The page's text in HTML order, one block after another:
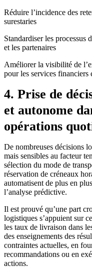
Réduire l’incidence des
surestaries
Standardiser les processus
et les partenaires
Améliorer la visibilité de
pour les services financiers
4. Prise de
et autonome
opérations
De nombreuses décisions
mais sensibles au facteur
sélection du mode de
réservation de créneaux
automatisent de plus en
l’analyse prédictive.
Il est prouvé qu’une part
logistiques s’appuient sur
les taux de livraison dans
des enseignements des
contraintes actuelles, en
recommandations ou en
actions.